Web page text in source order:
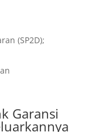
(SP2D);
Garansi